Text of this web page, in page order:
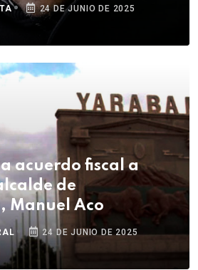
24 DE JUNIO DE 2025
acuerdo fiscal a
de
Manuel Aco
24 DE JUNIO DE 2025